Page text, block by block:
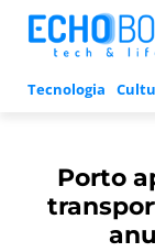
Tecnologia
Porto